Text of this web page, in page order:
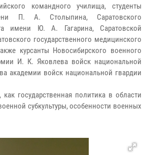
командного училища, студенты
П. А. Столыпина, Саратовского
имени Ю. А. Гагарина, Саратовской
государственного медицинского
курсанты Новосибирского военного
И. К. Яковлева войск национальной
академии войск национальной гвардии
государственная политика в области
субкультуры, особенности военных